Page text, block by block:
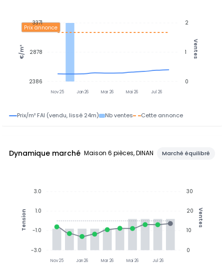
Nov 25 Jan 26 Mar 26 Mai 26 Jul 26
Prix annonce
2
1
0
Ventes
3371
2878
2386
€/m²
Prix/m² FAI (vendu, lissé 24m) Nb ventes Cette annonce
Dynamique marché Maison 6 pièces, DINAN Marché équilibré
Nov 25 Jan 26 Mar 26 Mai 26 Jul 26
30
20
10
0
Ventes
3.0
1.0
-1.0
-3.0
Tension